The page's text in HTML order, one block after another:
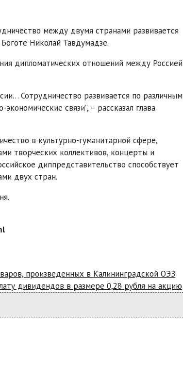
между двумя странами развивается
Николай Тавдумадзе.
дипломатических отношений между Россией
Сотрудничество развивается по различным
связи”, – рассказал глава
в культурно-гуманитарной сфере,
творческих коллективов, концерты и
диппредставительство способствует
двух стран.
произведенных в Калининградской ОЭЗ
дивидендов в размере 0,28 рубля на акцию